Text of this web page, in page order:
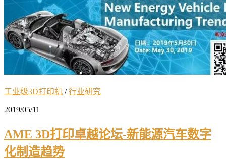
工业级3D打印机 /行业研究
2019/05/11
AME 3D打印卓越论坛-新能源汽车数字
化制造趋势